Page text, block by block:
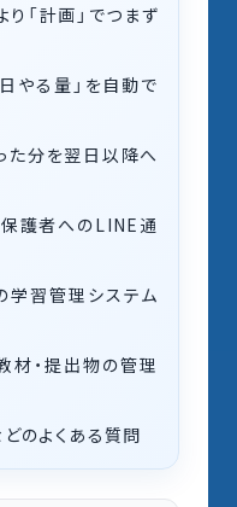
「計画」でつまず
やる量」を自動で
た分を翌日以降へ
保護者へのLINE通
学習管理システム
・提出物の管理
のよくある質問